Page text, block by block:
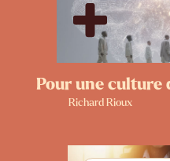
Pour une culture
Richard Rioux